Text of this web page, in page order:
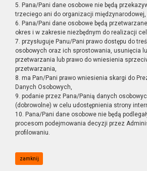
5. Pana/Pani dane osobowe nie będą
trzeciego ani do organizacji międzynarodowej,
6. Pana/Pani dane osobowe będą
okres i w zakresie niezbędnym do realizacji
7. przysługuje Panu/Pani prawo dostępu do
osobowych oraz ich sprostowania, usunięcia
przetwarzania lub prawo do wniesienia
przetwarzania,
8. ma Pan/Pani prawo wniesienia skargi do
Danych Osobowych,
9. podanie przez Pana/Panią danych
(dobrowolne) w celu udostępnienia strony
10. Pana/Pani dane osobowe nie będą
procesom podejmowania decyzji przez
profilowaniu.
zamknij